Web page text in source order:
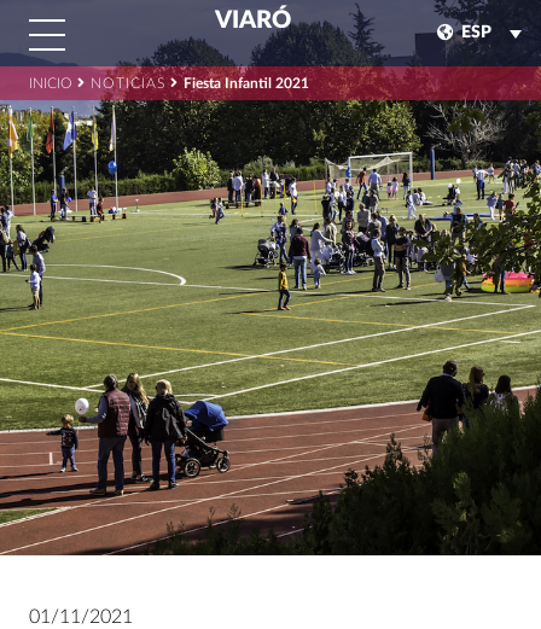
VIARÓ
ESP
INICIO NOTICIAS Fiesta Infantil 2021
01/11/2021